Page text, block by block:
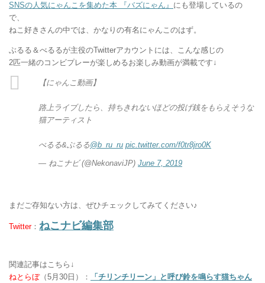
SNSの人気にゃんこを集めた本 『バズにゃん』 にも登場しているの
で、
ねこ好きさんの中では、かなりの有名にゃんこのはず。
ぶるる＆べるるが主役のTwitterアカウントには、こんな感じの
2匹一緒のコンビプレーが楽しめるお楽しみ動画が満載です↓
【にゃんこ動画】
路上ライブしたら、持ちきれないほどの投げ銭をもらえそうな
猫アーティスト
べるる&ぶるる@b_ru_ru pic.twitter.com/f0tr8jro0K
— ねこナビ (@NekonaviJP) June 7, 2019
まだご存知ない方は、ぜひチェックしてみてください♪
Twitter： ねこナビ編集部
関連記事はこちら↓
ねとらぼ（5月30日）：
「チリンチリーン」と呼び鈴を鳴らす猫ちゃん